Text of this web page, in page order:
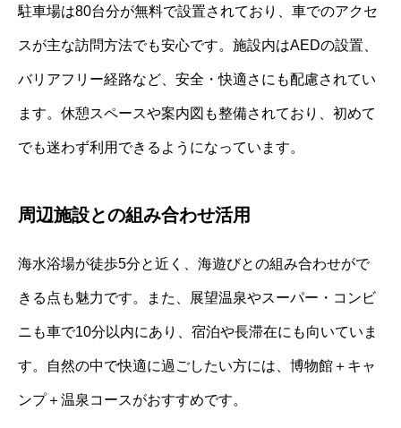
駐車場は80台分が無料で設置されており、車でのアクセ
スが主な訪問方法でも安心です。施設内はAEDの設置、
バリアフリー経路など、安全・快適さにも配慮されてい
ます。休憩スペースや案内図も整備されており、初めて
でも迷わず利用できるようになっています。
周辺施設との組み合わせ活用
海水浴場が徒歩5分と近く、海遊びとの組み合わせがで
きる点も魅力です。また、展望温泉やスーパー・コンビ
ニも車で10分以内にあり、宿泊や長滞在にも向いていま
す。自然の中で快適に過ごしたい方には、博物館＋キャ
ンプ＋温泉コースがおすすめです。